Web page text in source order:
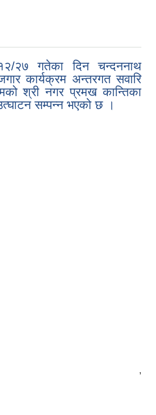
२७ गतेका दिन चन्दननाथ
कार्यक्रम अन्तरगत सवारि
श्री नगर प्रमख कान्तिका
सम्पन्न भएको छ ।
,